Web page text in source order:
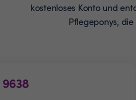
kostenloses Konto und
Pflegeponys,
9638